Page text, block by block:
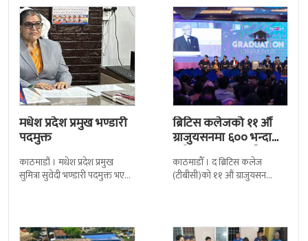
मधेश प्रदेश प्रमुख भण्डारी
पदमुक्त
काठमाडौं । मधेश प्रदेश प्रमुख
सुमित्रा सुवेदी भण्डारी पदमुक्त भएकी
ब्रिटिस कलेजको ११ औँ
ग्राजुयसनमा ६०० भन्दा
बढी ग्राजुयट सम्मानित
काठमाडौँ । द ब्रिटिस कलेज
(टीबीसी)को ११ औं ग्राजुयसन